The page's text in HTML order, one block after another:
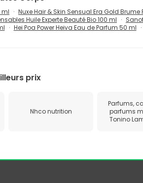
ml
Nuxe Hair & Skin Sensual Era Gold
Huile Experte Beauté Bio 100 ml
Hei Poa Power Heiva Eau de Parfum 50 ml
prix
Nhco nutrition
Parfums,
parfums
Tonino